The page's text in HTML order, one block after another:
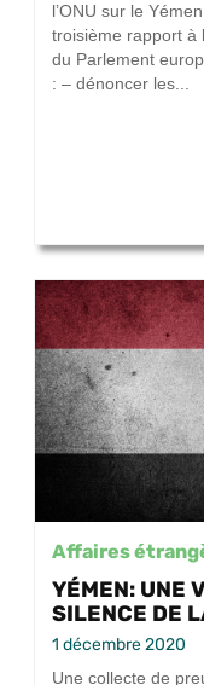
l’ONU sur le
troisième rapport à
du Parlement
: – dénoncer les...
Affaires
YÉMEN: UNE
SILENCE DE
1 décembre 2020
Une collecte de